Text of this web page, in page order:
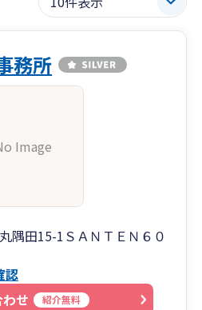
務所
Image
隅田15-1ＳＡＮＴＥＮ６０
認
せ
紹介無料